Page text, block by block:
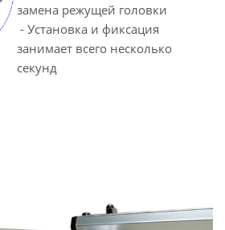
замена режущей головки
- Установка и фиксация
занимает всего несколько
секунд